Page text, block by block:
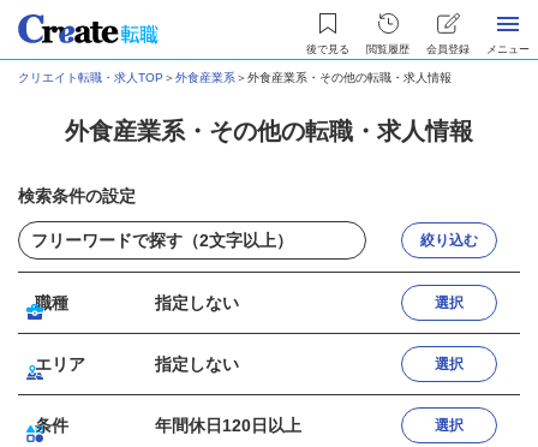
後で見る 閲覧履歴 会員登録 メニュー
クリエイト転職・求人TOP ＞外食産業系＞外食産業系・その他の転職・求人情報
外食産業系・その他の転職・求人情報
検索条件の設定
絞り込む
職種 指定しない 選択
エリア 指定しない 選択
条件 年間休日120日以上 選択